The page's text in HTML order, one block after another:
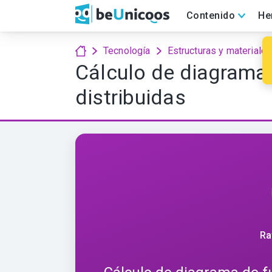
Contenido
Tecnología Estructuras y
Cálculo de
distribuidas